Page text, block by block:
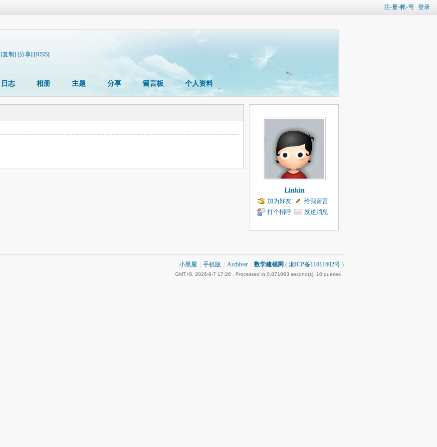
注-册-帐-号 登录
[复制] [分享] [RSS]
日志 相册 主题 分享 留言板 个人资料
Linkin
加为好友
给我留言
打个招呼
发送消息
小黑屋 手机版 Archiver 数学建模网 ( 湘ICP备11011602号 )
GMT+8, 2026-8-7 17:26 , Processed in 0.071063 second(s), 10 queries .